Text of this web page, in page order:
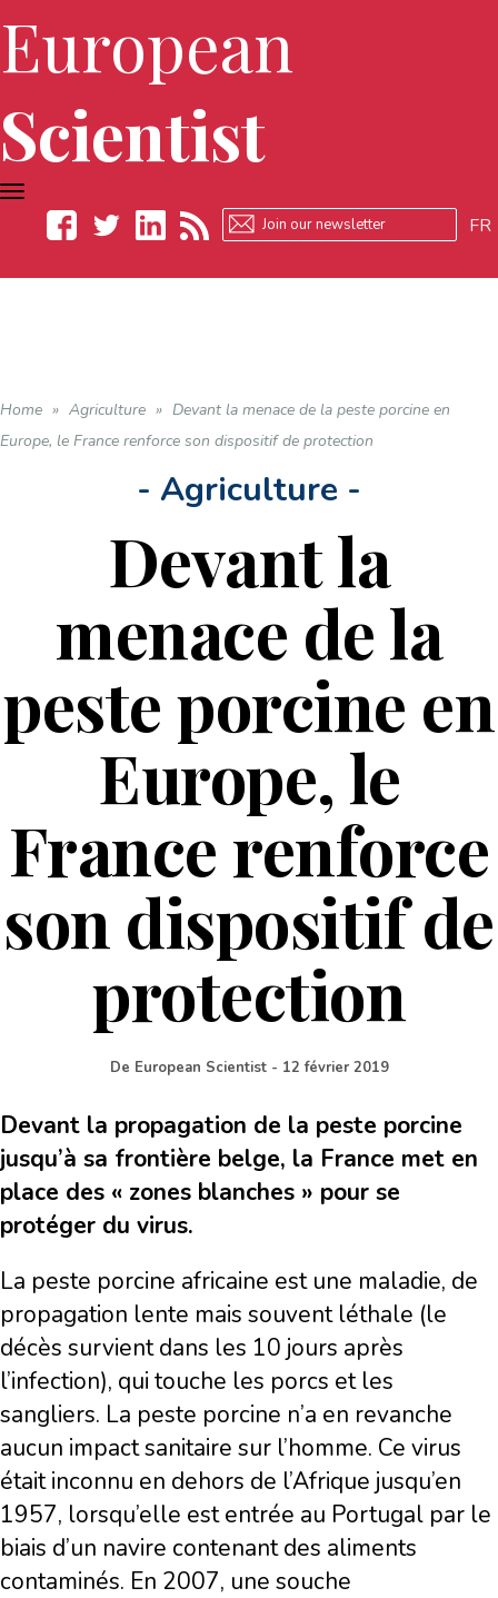
European
Scientist
FR
TOGGLE
NAVIGATION
Home » Agriculture » Devant la menace de la peste porcine en
Europe, le France renforce son dispositif de protection
- Agriculture -
Devant la
menace de la
peste porcine en
Europe, le
France renforce
son dispositif de
protection
De European Scientist - 12 février 2019
Devant la propagation de la peste porcine
jusqu’à sa frontière belge, la France met en
place des « zones blanches » pour se
protéger du virus.
La peste porcine africaine est une maladie, de
propagation lente mais souvent léthale (le
décès survient dans les 10 jours après
l’infection), qui touche les porcs et les
sangliers. La peste porcine n’a en revanche
aucun impact sanitaire sur l’homme. Ce virus
était inconnu en dehors de l’Afrique jusqu’en
1957, lorsqu’elle est entrée au Portugal par le
biais d’un navire contenant des aliments
contaminés. En 2007, une souche